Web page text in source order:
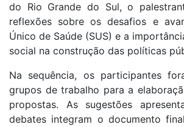
do Rio Grande do Sul, o
reflexões sobre os desafios e
Único de Saúde (SUS) e a
social na construção das políticas
Na sequência, os participantes
grupos de trabalho para a
propostas. As sugestões
debates integram o documento